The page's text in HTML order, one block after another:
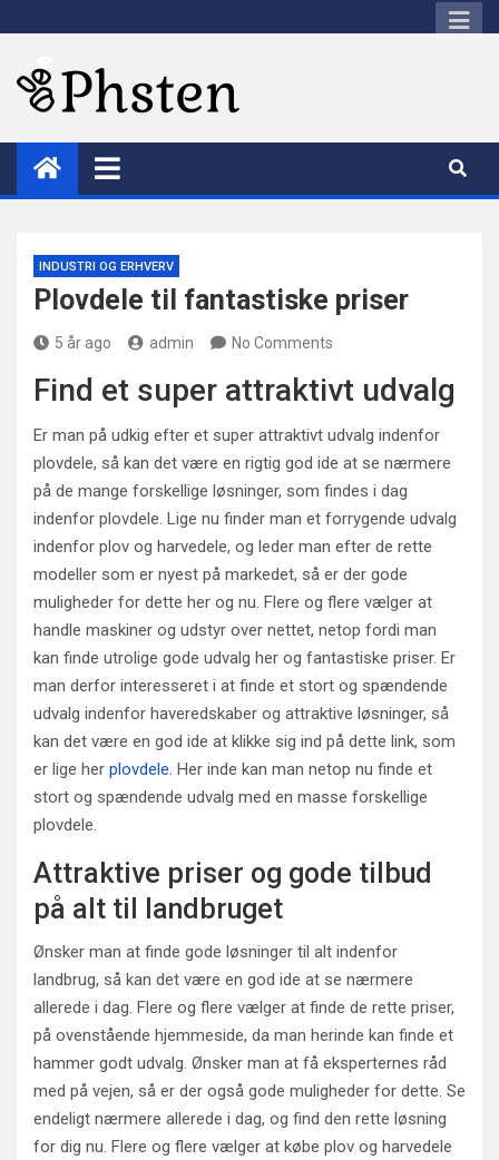
to
content
Phsten
INDUSTRI OG ERHVERV
Plovdele til fantastiske priser
5 år ago admin No Comments
Find et super attraktivt udvalg
Er man på udkig efter et super attraktivt udvalg indenfor
plovdele, så kan det være en rigtig god ide at se nærmere
på de mange forskellige løsninger, som findes i dag
indenfor plovdele. Lige nu finder man et forrygende udvalg
indenfor plov og harvedele, og leder man efter de rette
modeller som er nyest på markedet, så er der gode
muligheder for dette her og nu. Flere og flere vælger at
handle maskiner og udstyr over nettet, netop fordi man
kan finde utrolige gode udvalg her og fantastiske priser. Er
man derfor interesseret i at finde et stort og spændende
udvalg indenfor haveredskaber og attraktive løsninger, så
kan det være en god ide at klikke sig ind på dette link, som
er lige her plovdele. Her inde kan man netop nu finde et
stort og spændende udvalg med en masse forskellige
plovdele.
Attraktive priser og gode tilbud
på alt til landbruget
Ønsker man at finde gode løsninger til alt indenfor
landbrug, så kan det være en god ide at se nærmere
allerede i dag. Flere og flere vælger at finde de rette priser,
på ovenstående hjemmeside, da man herinde kan finde et
hammer godt udvalg. Ønsker man at få eksperternes råd
med på vejen, så er der også gode muligheder for dette. Se
endeligt nærmere allerede i dag, og find den rette løsning
for dig nu. Flere og flere vælger at købe plov og harvedele